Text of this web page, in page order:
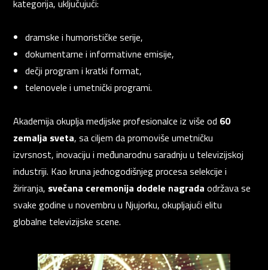
PRIJAVITE SE NA SVOJ PROFIL
EMAIL ADRESA VEĆ POSTOJI
Molimo prijavite se na svoj nalog.
kategorija, uključujući:
dramske i humorističke serije,
dokumentarne i informativne emisije,
dečji program i kratki format,
telenovele i umetnički programi.
Akademija okuplja medijske profesionalce iz više od 60
zemalja sveta, sa ciljem da promoviše umetničku
izvrsnost, inovaciju i međunarodnu saradnju u televizijskoj
industriji. Kao kruna jednogodišnjeg procesa selekcije i
žiriranja, svečana ceremonija dodele nagrada održava se
svake godine u novembru u Njujorku, okupljajući elitu
globalne televizijske scene.